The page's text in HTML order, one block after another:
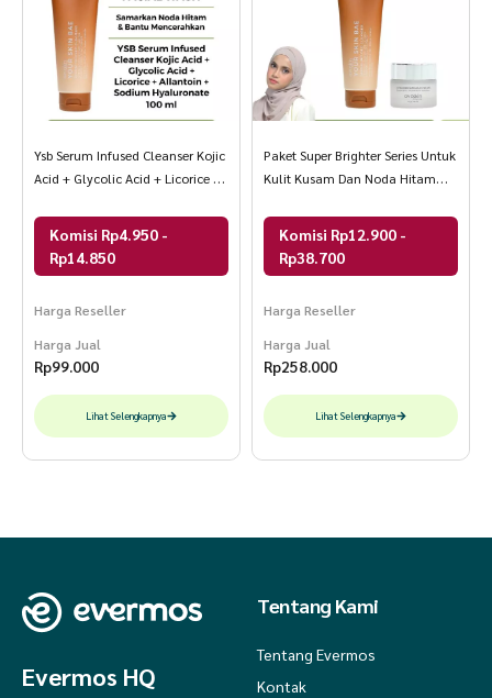
Ysb Serum Infused Cleanser Kojic
Acid + Glycolic Acid + Licorice +
100 Ml Serum Infused Cleanser
Kojic Acid – Avoskin Official
Komisi Rp4.950 -
Rp14.850
Harga Reseller
Harga Jual
Rp99.000
Lihat Selengkapnya
Paket Super Brighter Series Untuk
Kulit Kusam Dan Noda Hitam
Bundling – Avoskin Official
Komisi Rp12.900 -
Rp38.700
Harga Reseller
Harga Jual
Rp258.000
Lihat Selengkapnya
Evermos HQ
Tentang Kami
Tentang Evermos
Kontak